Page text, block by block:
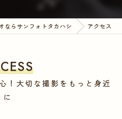
ならサンフォトタカハシ アクセス
！大切な撮影をもっと身近
に